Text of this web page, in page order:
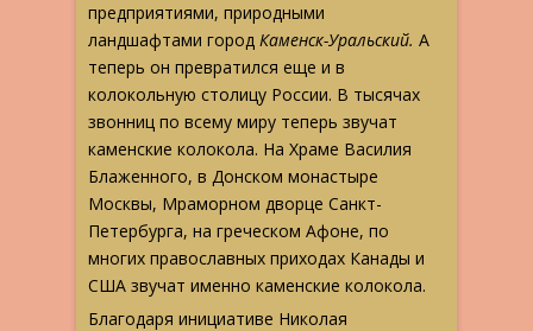
предприятиями, природными
ландшафтами город Каменск-Уральский. А
теперь он превратился еще и в
колокольную столицу России. В тысячах
звонниц по всему миру теперь звучат
каменские колокола. На Храме Василия
Блаженного, в Донском монастыре
Москвы, Мраморном дворце Санкт-
Петербурга, на греческом Афоне, по
многих православных приходах Канады и
США звучат именно каменские колокола.
Благодаря инициативе Николая